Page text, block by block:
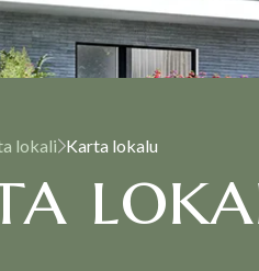
lokali Karta lokalu